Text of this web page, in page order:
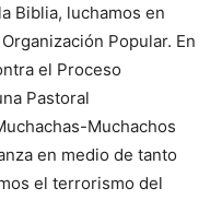
Biblia, luchamos en
Popular. En
el Proceso
Pastoral
Muchachos
en medio de tanto
el terrorismo del